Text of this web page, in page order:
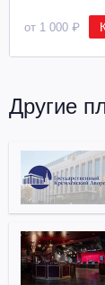
от 1 000 ₽
Другие